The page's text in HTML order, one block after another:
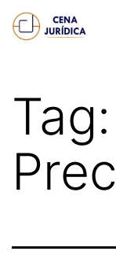
Pular
para
conteúdo
Cena
Tag: